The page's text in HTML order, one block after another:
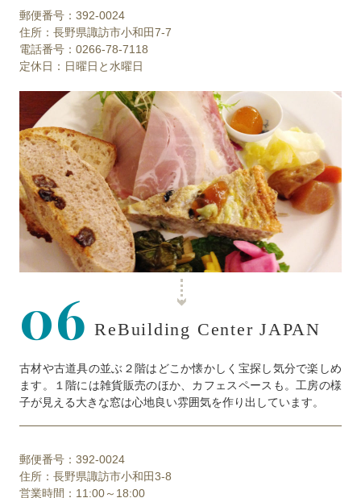
郵便番号：392-0024
住所：長野県諏訪市小和田7-7
電話番号：0266-78-7118
定休日：日曜日と水曜日
06 ReBuilding Center JAPAN
古材や古道具の並ぶ２階はどこか懐かしく宝探し気分で楽しめ
ます。１階には雑貨販売のほか、カフェスペースも。工房の様
子が見える大きな窓は心地良い雰囲気を作り出しています。
郵便番号：392-0024
住所：長野県諏訪市小和田3-8
営業時間：11:00～18:00